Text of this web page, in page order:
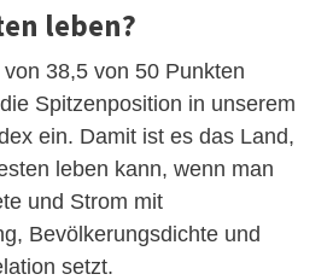
leben?
38,5 von 50 Punkten
Spitzenposition in unserem
ein. Damit ist es das Land,
leben kann, wenn man
und Strom mit
Bevölkerungsdichte und
setzt.